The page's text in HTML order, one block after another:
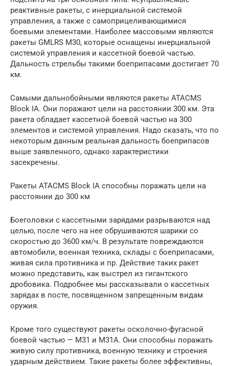
реактивные ракеты, с инерциальной системой
управления, а также с самоприцеливающимися
боевыми элементами. Наиболее массовыми являются
ракеты GMLRS М30, которые оснащены инерциальной
системой управления и кассетной боевой частью.
Дальность стрельбы такими боеприпасами достигает 70
км.
Самыми дальнобойными являются ракеты ATACMS
Block IA. Они поражают цели на расстоянии 300 км. Эта
ракета обладает кассетной боевой частью на 300
элементов и системой управления. Надо сказать, что по
некоторым данным реальная дальность боеприпасов
выше заявленного, однако характеристики
засекречены.
Ракеты ATACMS Block IA способны поражать цели на
расстоянии до 300 км
Боеголовки с кассетными зарядами разрываются над
целью, после чего на нее обрушиваются шарики со
скоростью до 3600 км/ч. В результате повреждаются
автомобили, военная техника, склады с боеприпасами,
живая сила противника и пр. Действие таких ракет
можно представить, как выстрел из гигантского
дробовика. Подробнее мы рассказывали о кассетных
зарядах в посте, посвященном запрещенным видам
оружия.
Кроме того существуют ракеты осколочно-фугасной
боевой частью — M31 и M31A. Они способны поражать
живую силу противника, военную технику и строения
ударным действием. Такие ракеты более эффективны,